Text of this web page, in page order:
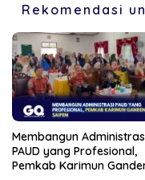
Rekomendasi
Membangun
PAUD yang Profesional,
Pemkab Karimun